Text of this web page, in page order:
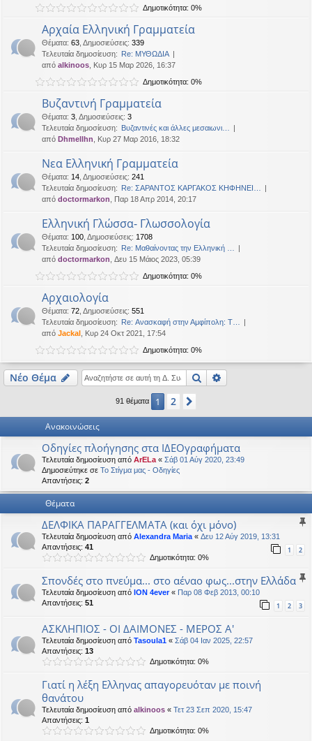
Δημοτικότητα: 0%
Αρχαία Ελληνική Γραμματεία
Θέματα: 63 Δημοσιεύσεις: 339
Τελευταία δημοσίευση: Re: ΜΥΘΩΔΙΑ
από alkinoos , Κυρ 15 Μαρ 2026, 16:37
Δημοτικότητα: 0%
Βυζαντινή Γραμματεία
Θέματα: 3 Δημοσιεύσεις: 3
Τελευταία δημοσίευση: Βυζαντινές και άλλες μεσαιωνι…
από Dhmellhn , Κυρ 27 Μαρ 2016, 18:32
Νεα Ελληνική Γραμματεία
Θέματα: 14 Δημοσιεύσεις: 241
Τελευταία δημοσίευση: Re: ΣΑΡΑΝΤΟΣ ΚΑΡΓΑΚΟΣ ΚΗΦΗΝΕΙ…
από doctormarkon , Παρ 18 Απρ 2014, 20:17
Ελληνική Γλώσσα- Γλωσσολογία
Θέματα: 100 Δημοσιεύσεις: 1708
Τελευταία δημοσίευση: Re: Μαθαίνοντας την Ελληνική …
από doctormarkon , Δευ 15 Μάιος 2023, 05:39
Δημοτικότητα: 0%
Αρχαιολογία
Θέματα: 72 Δημοσιεύσεις: 551
Τελευταία δημοσίευση: Re: Ανασκαφή στην Αμφίπολη: Τ…
από Jackal , Κυρ 24 Οκτ 2021, 17:54
Δημοτικότητα: 0%
Νέο Θέμα Αναζήτηση
91 θέματα 1 2
Ανακοινώσεις
Οδηγίες πλοήγησης στα ΙΔΕΟγραφήματα
Τελευταία δημοσίευση από ArELa « Σάβ 01 Αύγ 2020, 23:49
Δημοσιεύτηκε σε Το Στίγμα μας - Οδηγίες
Απαντήσεις: 2
Θέματα
ΔΕΛΦΙΚΑ ΠΑΡΑΓΓΕΛΜΑΤΑ (και όχι μόνο)
Τελευταία δημοσίευση από Alexandra Maria « Δευ 12 Αύγ 2019, 13:31
Απαντήσεις: 41 1 2
Δημοτικότητα: 0%
Σπονδές στο πνεύμα... στο αέναο φως...στην Ελλάδα
Τελευταία δημοσίευση από ION 4ever« Παρ 08 Φεβ 2013, 00:10
Απαντήσεις: 51 1 2 3
ΑΣΚΛΗΠΙΟΣ - ΟΙ ΔΑΙΜΟΝΕΣ - ΜΕΡΟΣ Α'
Τελευταία δημοσίευση από Tasoula1 « Σάβ 04 Ιαν 2025, 22:57
Απαντήσεις: 13
Δημοτικότητα: 0%
Γιατί η λέξη Ελληνας απαγορευόταν με ποινή
θανάτου
Τελευταία δημοσίευση από alkinoos « Τετ 23 Σεπ 2020, 15:47
Απαντήσεις: 1
Δημοτικότητα: 0%